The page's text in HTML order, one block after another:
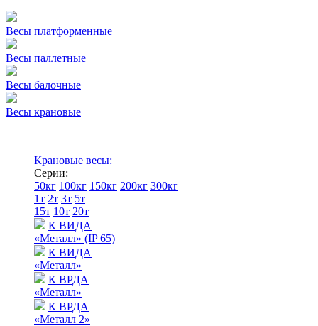
Весы платформенные
Весы паллетные
Весы балочные
Весы крановые
Крановые весы:
Серии:
50кг 100кг 150кг 200кг 300кг
1т 2т 3т 5т
15т 10т 20т
К ВИДА
«Металл» (IP 65)
К ВИДА
«Металл»
К ВРДА
«Металл»
К ВРДА
«Металл 2»